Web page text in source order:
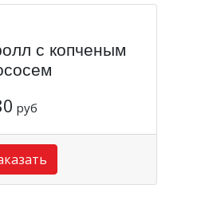
с копченым
руб